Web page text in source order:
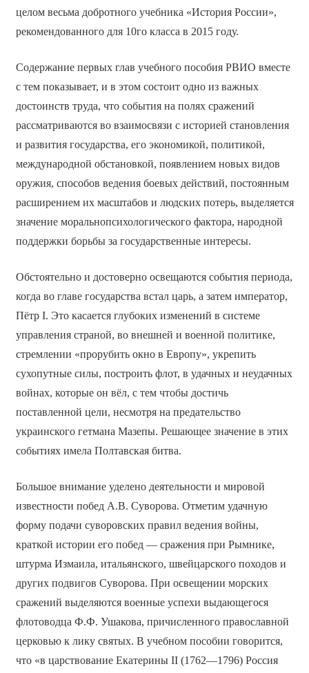
целом весьма добротного учебника «История России»,
рекомендованного для 10­го класса в 2015 году.
Содержание первых глав учебного пособия РВИО вместе
с тем показывает, и в этом состоит одно из важных
достоинств труда, что события на полях сражений
рассматриваются во взаимосвязи с историей становления
и развития государства, его экономикой, политикой,
международной обстановкой, появлением новых видов
оружия, способов ведения боевых действий, постоянным
расширением их масштабов и людских потерь, выделяется
значение морально­психологического фактора, народной
поддержки борьбы за государственные интересы.
Обстоятельно и достоверно освещаются события периода,
когда во главе государства встал царь, а затем император,
Пётр I. Это касается глубоких изменений в системе
управления страной, во внешней и военной политике,
стремлении «прорубить окно в Европу», укрепить
сухопутные силы, построить флот, в удачных и неудачных
войнах, которые он вёл, с тем чтобы достичь
поставленной цели, несмотря на предательство
украинского гетмана Мазепы. Решающее значение в этих
событиях имела Полтавская битва.
Большое внимание уделено деятельности и мировой
известности побед А.В. Суворова. Отметим удачную
форму подачи суворовских правил ведения войны,
краткой истории его побед — сражения при Рымнике,
штурма Измаила, итальянского, швейцарского походов и
других подвигов Суворова. При освещении морских
сражений выделяются военные успехи выдающегося
флотоводца Ф.Ф. Ушакова, причисленного православной
церковью к лику святых. В учебном пособии говорится,
что «в царствование Екатерины II (1762—1796) Россия